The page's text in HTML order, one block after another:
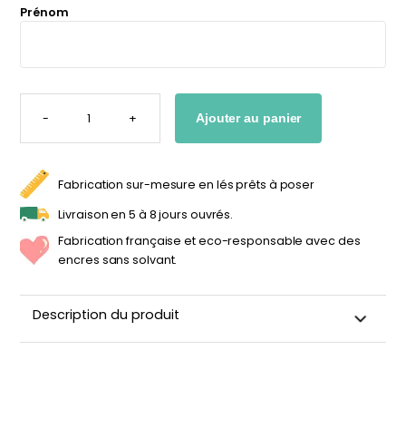
premières fois
À partir
34,90€
petits carreaux pour
À partir
14,90€
Prénom
-
QUANTITÉ
STICKER
+
+ Ajouter au panier
Fabrication sur-mesure en lés prêts à poser
Livraison en 5 à 8 jours ouvrés.
Fabrication française et eco-responsable avec des
encres sans solvant.
Description du produit